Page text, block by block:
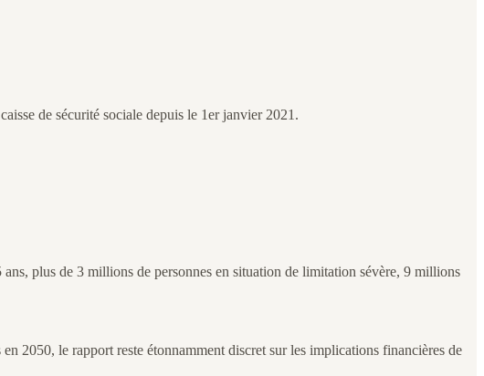
de sécurité sociale depuis le 1er janvier 2021.
plus de 3 millions de personnes en situation de limitation sévère, 9 millions
2050, le rapport reste étonnamment discret sur les implications financières de